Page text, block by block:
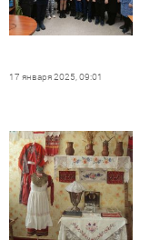
17 января 2025, 09:01